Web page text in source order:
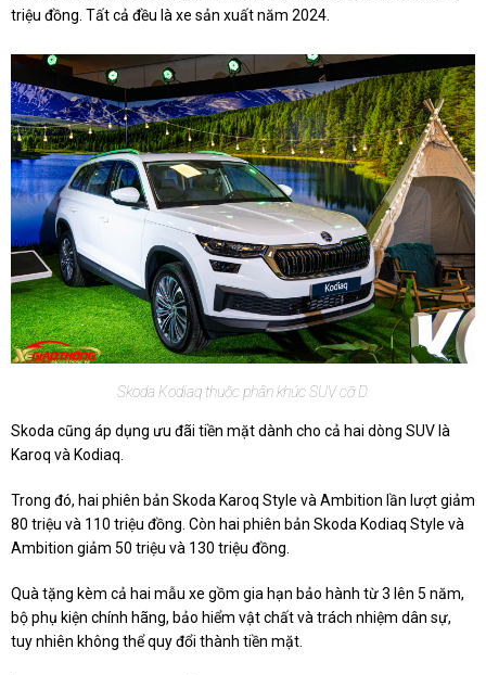
triệu đồng. Tất cả đều là xe sản xuất năm 2024.
Skoda Kodiaq thuộc phân khúc SUV cỡ D.
Skoda cũng áp dụng ưu đãi tiền mặt dành cho cả hai dòng SUV là
Karoq và Kodiaq.
Trong đó, hai phiên bản Skoda Karoq Style và Ambition lần lượt giảm
80 triệu và 110 triệu đồng. Còn hai phiên bản Skoda Kodiaq Style và
Ambition giảm 50 triệu và 130 triệu đồng.
Quà tặng kèm cả hai mẫu xe gồm gia hạn bảo hành từ 3 lên 5 năm,
bộ phụ kiện chính hãng, bảo hiểm vật chất và trách nhiệm dân sự,
tuy nhiên không thể quy đổi thành tiền mặt.